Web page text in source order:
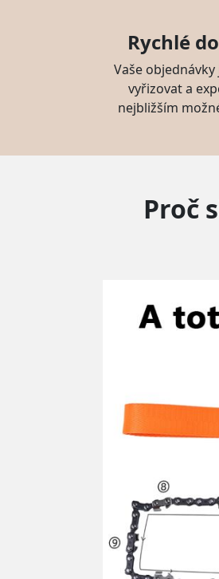
Rychlé
Vaše
vyřizovat a
nejbližším
Proč